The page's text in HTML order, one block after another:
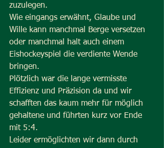
zuzulegen.
Wie eingangs erwähnt, Glaube und
Wille kann manchmal Berge versetzen
oder manchmal halt auch einem
Eishockeyspiel die verdiente Wende
bringen.
Plötzlich war die lange vermisste
Effizienz und Präzision da und wir
schafften das kaum mehr für möglich
gehaltene und führten kurz vor Ende
mit 5:4.
Leider ermöglichten wir dann durch